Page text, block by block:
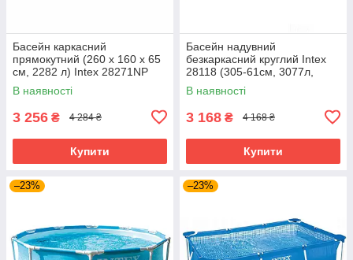
Басейн каркасний
прямокутний (260 x 160 x 65
см, 2282 л) Intex 28271NP
Синій
В наявності
3 256 ₴ 4 284 ₴
Купити
Басейн надувний
безкаркасний круглий Intex
28118 (305-61см, 3077л,
220V фільтр-насосом) Синій
В наявності
3 168 ₴ 4 168 ₴
Купити
–23% –23%